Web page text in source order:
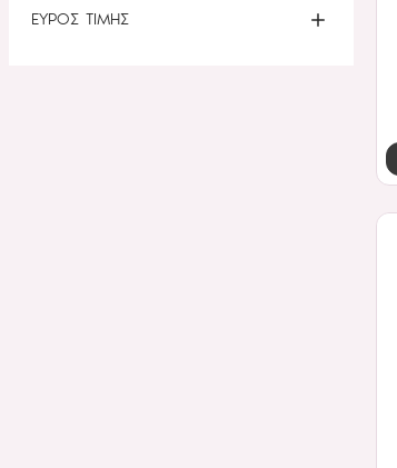
ΕΥΡΟΣ ΤΙΜΗΣ